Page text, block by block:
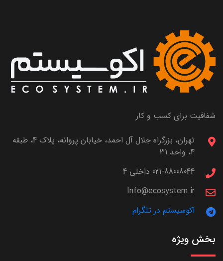
شفافیت برای کسب و کار
تهران، بزرگراه جلال آل احمد، خیابان پروانه، پلاک 4، طبقه
4، واحد 31
021-88008044 داخلی 4
Info@ecosystem.ir
اکوسیستم در تلگرام
بخش ویژه